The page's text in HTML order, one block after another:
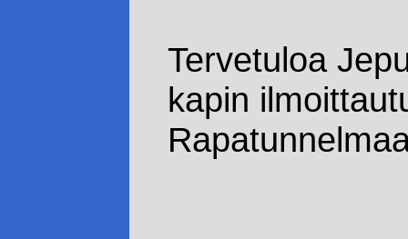
Tervetuloa
kapin